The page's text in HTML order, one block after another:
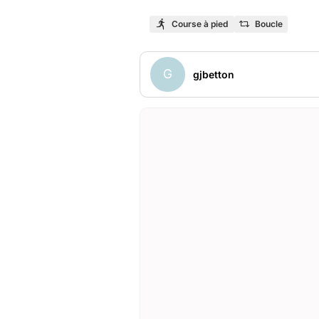
Course à pied Boucle
G gjbetton